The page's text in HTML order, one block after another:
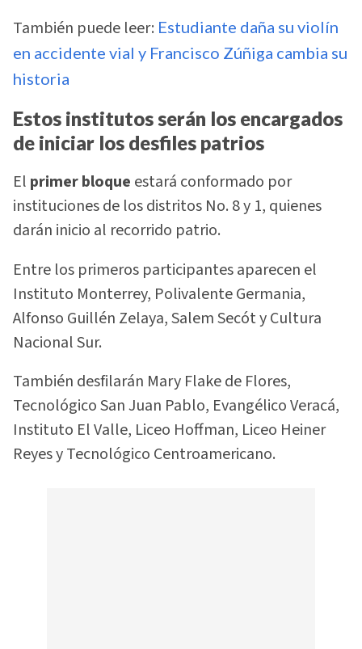
También puede leer: Estudiante daña su violín
en accidente vial y Francisco Zúñiga cambia su
historia
Estos institutos serán los encargados
de iniciar los desfiles patrios
El primer bloque estará conformado por
instituciones de los distritos No. 8 y 1, quienes
darán inicio al recorrido patrio.
Entre los primeros participantes aparecen el
Instituto Monterrey, Polivalente Germania,
Alfonso Guillén Zelaya, Salem Secót y Cultura
Nacional Sur.
También desfilarán Mary Flake de Flores,
Tecnológico San Juan Pablo, Evangélico Veracá,
Instituto El Valle, Liceo Hoffman, Liceo Heiner
Reyes y Tecnológico Centroamericano.